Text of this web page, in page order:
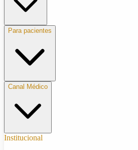
Para pacientes
Canal Médico
Institucional